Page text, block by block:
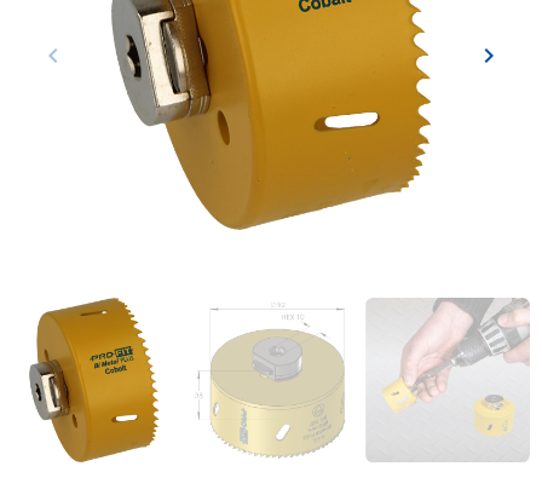
Vorige
keyboard_arrow_left keyboard_arrow_right